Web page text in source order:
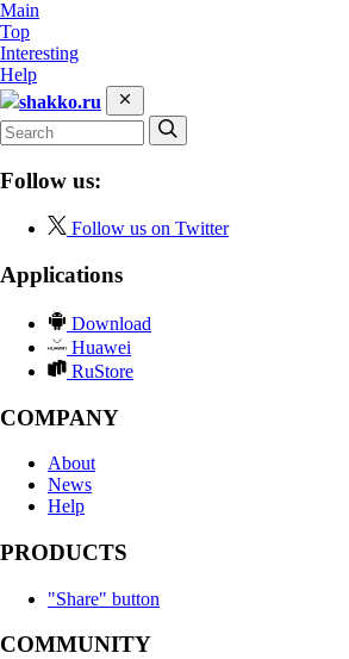
Main
Top
Interesting
Help
shakko.ru
Follow us:
Follow us on Twitter
Applications
Download
Huawei
RuStore
COMPANY
About
News
Help
PRODUCTS
"Share" button
COMMUNITY